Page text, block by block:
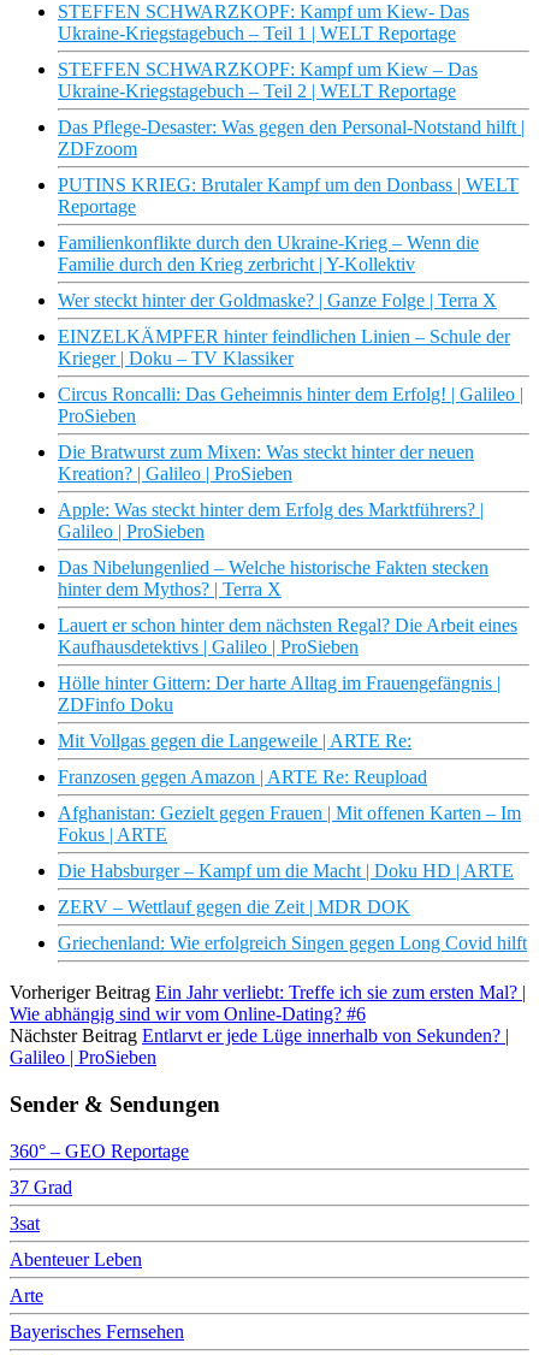
STEFFEN SCHWARZKOPF: Kampf um Kiew- Das
Ukraine-Kriegstagebuch – Teil 1 | WELT Reportage
STEFFEN SCHWARZKOPF: Kampf um Kiew – Das
Ukraine-Kriegstagebuch – Teil 2 | WELT Reportage
Das Pflege-Desaster: Was gegen den Personal-Notstand hilft |
ZDFzoom
PUTINS KRIEG: Brutaler Kampf um den Donbass | WELT
Reportage
Familienkonflikte durch den Ukraine-Krieg – Wenn die
Familie durch den Krieg zerbricht | Y-Kollektiv
Wer steckt hinter der Goldmaske? | Ganze Folge | Terra X
EINZELKÄMPFER hinter feindlichen Linien – Schule der
Krieger | Doku – TV Klassiker
Circus Roncalli: Das Geheimnis hinter dem Erfolg! | Galileo |
ProSieben
Die Bratwurst zum Mixen: Was steckt hinter der neuen
Kreation? | Galileo | ProSieben
Apple: Was steckt hinter dem Erfolg des Marktführers? |
Galileo | ProSieben
Das Nibelungenlied – Welche historische Fakten stecken
hinter dem Mythos? | Terra X
Lauert er schon hinter dem nächsten Regal? Die Arbeit eines
Kaufhausdetektivs | Galileo | ProSieben
Hölle hinter Gittern: Der harte Alltag im Frauengefängnis |
ZDFinfo Doku
Mit Vollgas gegen die Langeweile | ARTE Re:
Franzosen gegen Amazon | ARTE Re: Reupload
Afghanistan: Gezielt gegen Frauen | Mit offenen Karten – Im
Fokus | ARTE
Die Habsburger – Kampf um die Macht | Doku HD | ARTE
ZERV – Wettlauf gegen die Zeit | MDR DOK
Griechenland: Wie erfolgreich Singen gegen Long Covid hilft
Vorheriger Beitrag Ein Jahr verliebt: Treffe ich sie zum ersten Mal? |
Wie abhängig sind wir vom Online-Dating? #6
Nächster Beitrag Entlarvt er jede Lüge innerhalb von Sekunden? |
Galileo | ProSieben
Sender & Sendungen
360° – GEO Reportage
37 Grad
3sat
Abenteuer Leben
Arte
Bayerisches Fernsehen